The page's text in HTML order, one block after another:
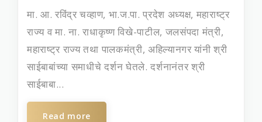
मा. आ. रविंद्र चव्हाण, भा.ज.पा. प्रदेश अध्यक्ष, महाराष्ट्र
राज्य व मा. ना. राधाकृष्ण विखे-पाटील, जलसंपदा मंत्री,
महाराष्ट्र राज्य तथा पालकमंत्री, अहिल्यानगर यांनी श्री
साईबाबांच्या समाधीचे दर्शन घेतले. दर्शनानंतर श्री
साईबाबा...
Read more